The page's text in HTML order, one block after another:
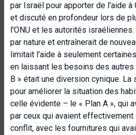
par Israël pour apporter de l'aide à
et discuté en profondeur lors de
l'ONU et les autorités
par nature et entraînerait de
limitait l'aide à seulement
en laissant les besoins des
B » était une diversion cynique.
pour améliorer la situation des
celle évidente – le « Plan A », qui
par ceux qui avaient
conflit, avec les fournitures qui